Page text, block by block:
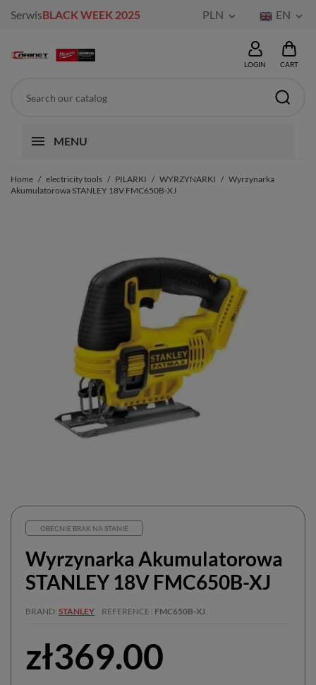
SerwisBLACK WEEK 2025 PLN  EN 
LOGIN CART
MENU
Home electricity tools PILARKI WYRZYNARKI
Wyrzynarka
Akumulatorowa STANLEY 18V FMC650B-XJ
OBECNIE BRAK NA STANIE
Wyrzynarka Akumulatorowa
STANLEY 18V FMC650B-XJ
BRAND STANLEY REFERENCE FMC650B-XJ
zł369.00